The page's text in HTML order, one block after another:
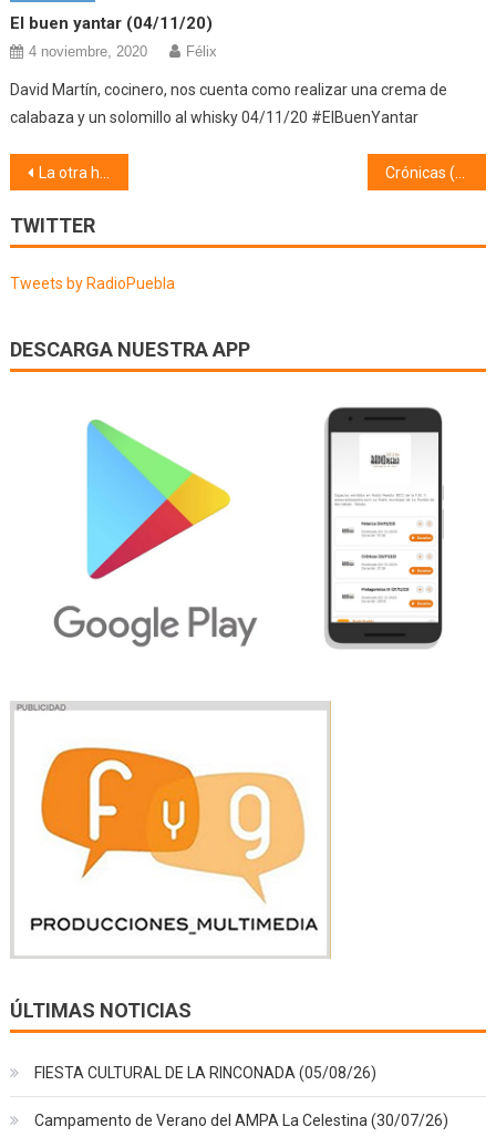
El buen yantar (04/11/20)
4 noviembre, 2020 Félix
David Martín, cocinero, nos cuenta como realizar una crema de
calabaza y un solomillo al whisky 04/11/20 #ElBuenYantar
Navegación
de
entradas
La otra historia (20/03/25) Juegos tradicionales
TWITTER
Tweets by RadioPuebla
DESCARGA NUESTRA APP
ÚLTIMAS NOTICIAS
FIESTA CULTURAL DE LA RINCONADA (05/08/26)
Campamento de Verano del AMPA La Celestina (30/07/26)